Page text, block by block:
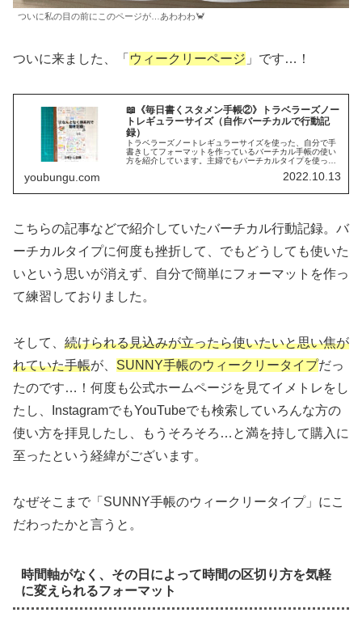
ついに私の目の前にこのページが…あわわわ🦀
ついに来ました、「 ウィークリーページ 」です…！
📖《毎日書くスタメン手帳②》トラベラーズノー
トレギュラーサイズ（自作バーチカルで行動記
録）
トラベラーズノートレギュラーサイズを使った、自分で手
書きしてフォーマットを作っているバーチカル手帳の使い
方を紹介しています。主婦でもバーチカルタイプを使って
ルールはほとんどないけれど、主婦のモチベーションを上
youbungu.com 2022.10.13
こちらの記事などで紹介していたバーチカル行動記録。バ
ーチカルタイプに何度も挫折して、でもどうしても使いた
いという思いが消えず、自分で簡単にフォーマットを作っ
て練習しておりました。
そして、 続けられる見込みが立ったら使いたいと思い焦が
れていた手帳が、 SUNNY手帳のウィークリータイプだっ
たのです…！何度も公式ホームページを見てイメトレをし
たし、InstagramでもYouTubeでも検索していろんな方の
使い方を拝見したし、もうそろそろ…と満を持して購入に
至ったという経緯がございます。
なぜそこまで「SUNNY手帳のウィークリータイプ」にこ
だわったかと言うと。
時間軸がなく、その日によって時間の区切り方を気軽
に変えられるフォーマット